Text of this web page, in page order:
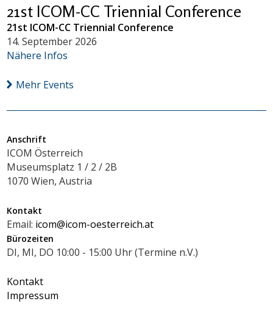
21st ICOM-CC Triennial Conference
21st ICOM-CC Triennial Conference
14. September 2026
Nähere Infos
Mehr Events
Anschrift
ICOM Österreich
Museumsplatz 1 / 2 / 2B
1070 Wien, Austria
Kontakt
Email: icom@icom-oesterreich.at
Bürozeiten
DI, MI, DO 10:00 - 15:00 Uhr (Termine n.V.)
Kontakt
Impressum